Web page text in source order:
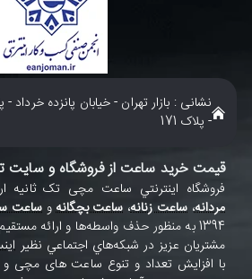
- پلاک 171
قیمت خرید ساعت از فروشگاه و سایت
فروشگاه اينترنتي ساعت مچی تک ثانيه
مردانه، ساعت زنانه، ساعت بچگانهو ساعت
1394 به منظور حذف واسطه‌ها و ارائه
مشتريان عزيز در شبکه‌هاي اجتماعي نظير
با افزايش تعداد و تنوع ساعت های مچی و